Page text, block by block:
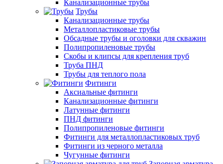
Канализационные трубы
Трубы
Канализационные трубы
Металлопластиковые трубы
Обсадные трубы и оголовки для скважин
Полипропиленовые трубы
Скобы и клипсы для крепления труб
Труба ПНД
Трубы для теплого пола
Фитинги
Аксиальные фитинги
Канализационные фитинги
Латунные фитинги
ПНД фитинги
Полипропиленовые фитинги
Фитинги для металлопластиковых труб
Фитинги из черного металла
Чугунные фитинги